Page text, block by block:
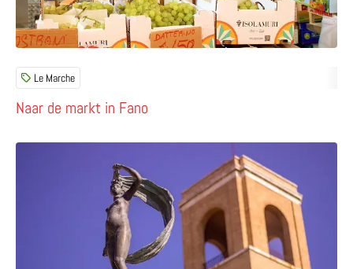
Naar de markt in Fano
Le Marche
Lees meer over Fano – la città della fortuna, de stad van